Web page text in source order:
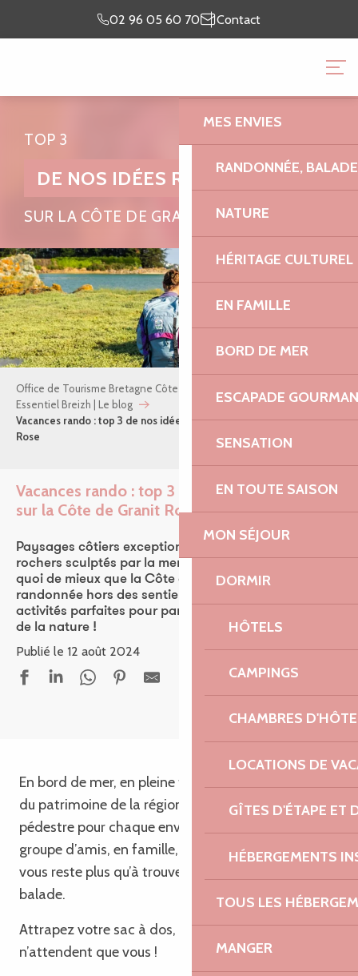
02 96 05 60 70 Contact
mon séjour
Je suis
sur place
OFFICE DE TOURISME
MES ENVIES
RANDONNÉE,
NATURE
HÉRITAGE CULTUREL
EN FAMILLE
BORD DE MER
ESCAPADE
SENSATION
EN TOUTE SAISON
MON SÉJOUR
DORMIR
HÔTELS
CAMPINGS
CHAMBRES
LOCATIONS DE
GÎTES D'ÉTAPE ET
HÉBERGEMENTS
TOUS LES
MANGER
TOP 3
DE NOS IDÉES RANDO
SUR LA CÔTE DE GRANIT ROSE
Office de Tourisme Bretagne Côte de Granit Rose
Essentiel Breizh | Le blog
Vacances rando : top 3 de nos idées rando sur la Côte de Granit
Rose
Vacances rando : top 3 de nos idées rando
sur la Côte de Granit Rose
Paysages côtiers exceptionnels, forêts mystérieuses,
rochers sculptés par la mer et plages de sable fin :
quoi de mieux que la Côte de Granit Rose pour une
randonnée hors des sentiers battus ? C’est l’une des
activités parfaites pour partir à l’aventure au cœur
de la nature !
Publié le 12 août 2024
En bord de mer, en pleine forêt ou à la découverte
du patrimoine de la région, ici, il y a une randonnée
pédestre pour chaque envie… Et chaque profil ! En
groupe d’amis, en famille, ou même en couple, il ne
vous reste plus qu’à trouver vos compagnons de
balade.
Attrapez votre sac à dos, les sentiers bretons
n’attendent que vous !